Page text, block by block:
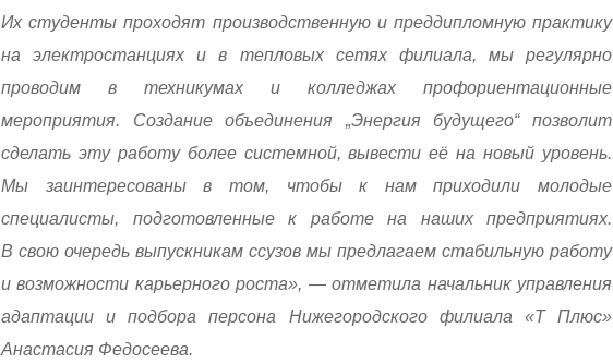
Их студенты проходят производственную и преддипломную практику
на электростанциях и в тепловых сетях филиала, мы регулярно
проводим в техникумах и колледжах профориентационные
мероприятия. Создание объединения „Энергия будущего“ позволит
сделать эту работу более системной, вывести её на новый уровень.
Мы заинтересованы в том, чтобы к нам приходили молодые
специалисты, подготовленные к работе на наших предприятиях.
В свою очередь выпускникам ссузов мы предлагаем стабильную работу
и возможности карьерного роста», — отметила начальник управления
адаптации и подбора персона Нижегородского филиала «Т Плюс»
Анастасия Федосеева.